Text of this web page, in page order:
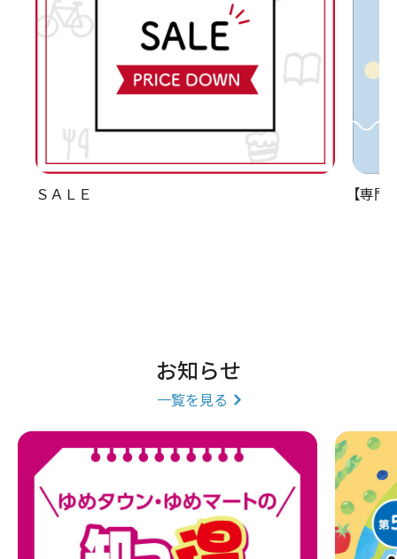
ＳＡＬＥ 【専
お知らせ
一覧を見る